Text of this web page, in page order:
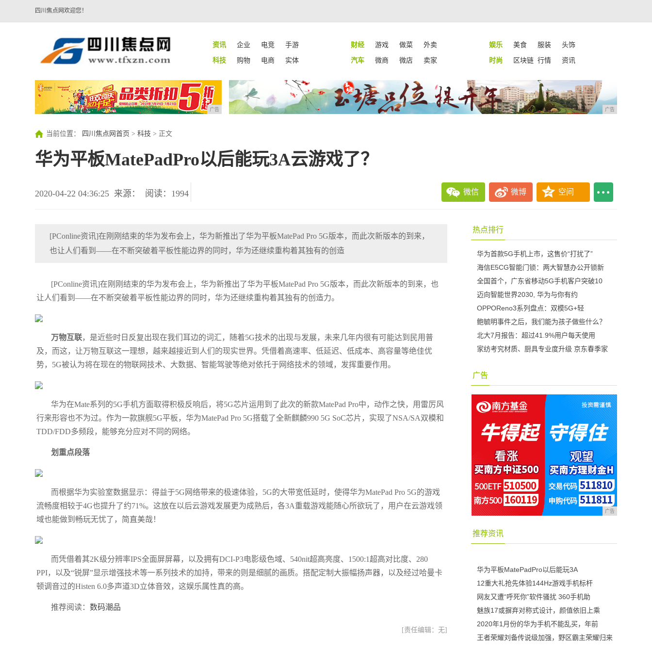
四川焦点网欢迎您！
资讯 企业 电竞 手游 财经 游戏 做菜 外卖 娱乐 美食 服装
头饰
科技
购物 电商 实体 汽车 微商 微店 卖家 时尚 区块链 行情 资讯
广告 广告
当前位置： 四川焦点网首页 > 科技 > 正文
华为平板MatePadPro以后能玩3A云游戏了？
2020-04-22 04:36:25 来源： 阅读：1994 微信 微博 空间
[PConline资讯]在刚刚结束的华为发布会上，华为新推出了华为平板MatePad Pro 5G版本，而此次新版本的到来，
也让人们看到——在不断突破着平板性能边界的同时，华为还继续重构着其独有的创造
[PConline资讯]在刚刚结束的华为发布会上，华为新推出了华为平板MatePad Pro 5G版本，而此次新版本的到来，也
让人们看到——在不断突破着平板性能边界的同时，华为还继续重构着其独有的创造力。
万物互联，是近些时日反复出现在我们耳边的词汇，随着5G技术的出现与发展，未来几年内很有可能达到民用普
及，而这，让万物互联这一理想，越来越接近到人们的现实世界。凭借着高速率、低延迟、低成本、高容量等绝佳优
势，5G被认为将在现在的物联网技术、大数据、智能驾驶等绝对依托于网络技术的领域，发挥重要作用。
华为在Mate系列的5G手机方面取得积极反响后，将5G芯片运用到了此次的新款MatePad Pro中，动作之快，用雷厉风
行来形容也不为过。作为一款旗舰5G平板，华为MatePad Pro 5G搭载了全新麒麟990 5G SoC芯片，实现了NSA/SA双模和
TDD/FDD多频段，能够充分应对不同的网络。
划重点段落
而根据华为实验室数据显示：得益于5G网络带来的极速体验，5G的大带宽低延时，使得华为MatePad Pro 5G的游戏
流畅度相较于4G也提升了约71%。这放在以后云游戏发展更为成熟后，各3A重载游戏能随心所欲玩了，用户在云游戏领
域也能做到畅玩无忧了，简直美哉！
而凭借着其2K级分辨率IPS全面屏屏幕，以及拥有DCI-P3电影级色域、540nit超高亮度、1500:1超高对比度、280
PPI，以及“锐屏”显示增强技术等一系列技术的加持，带来的则是细腻的画质。搭配定制大振幅扬声器，以及经过哈曼卡
顿调音过的Histen 6.0多声道3D立体音效，这娱乐属性真的高。
推荐阅读： 数码潮品
[责任编辑：无]
热点排行
华为首款5G手机上市，这售价“打扰了”
海信E5CG智能门锁：两大智慧办公开锁新
全国首个，广东省移动5G手机客户突破10
迈向智能世界2030, 华为与你有约
OPPOReno3系列盘点：双模5G+轻
鲍毓明事件之后，我们能为孩子做些什么？
北大7月报告：超过41.9%用户每天使用
家纺考究材质、厨具专业度升级 京东春季家
广告
广告
推荐资讯
华为平板MatePadPro以后能玩3A
12重大礼抢先体验144Hz游戏手机标杆
网友又遭“呼死你”软件骚扰 360手机助
魅族17或摒弃对称式设计，颜值依旧上乘
2020年1月份的华为手机不能乱买，年前
王者荣耀刘备传说级加强，野区霸主荣耀归来